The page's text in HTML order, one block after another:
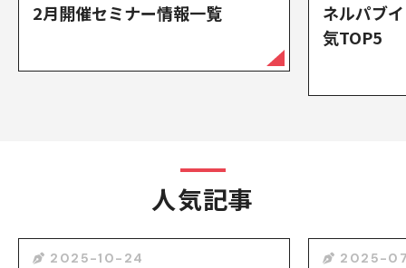
2月開催セミナー情報一覧
ネルパブ
気TOP5
人気記事
2025-10-24 2025-